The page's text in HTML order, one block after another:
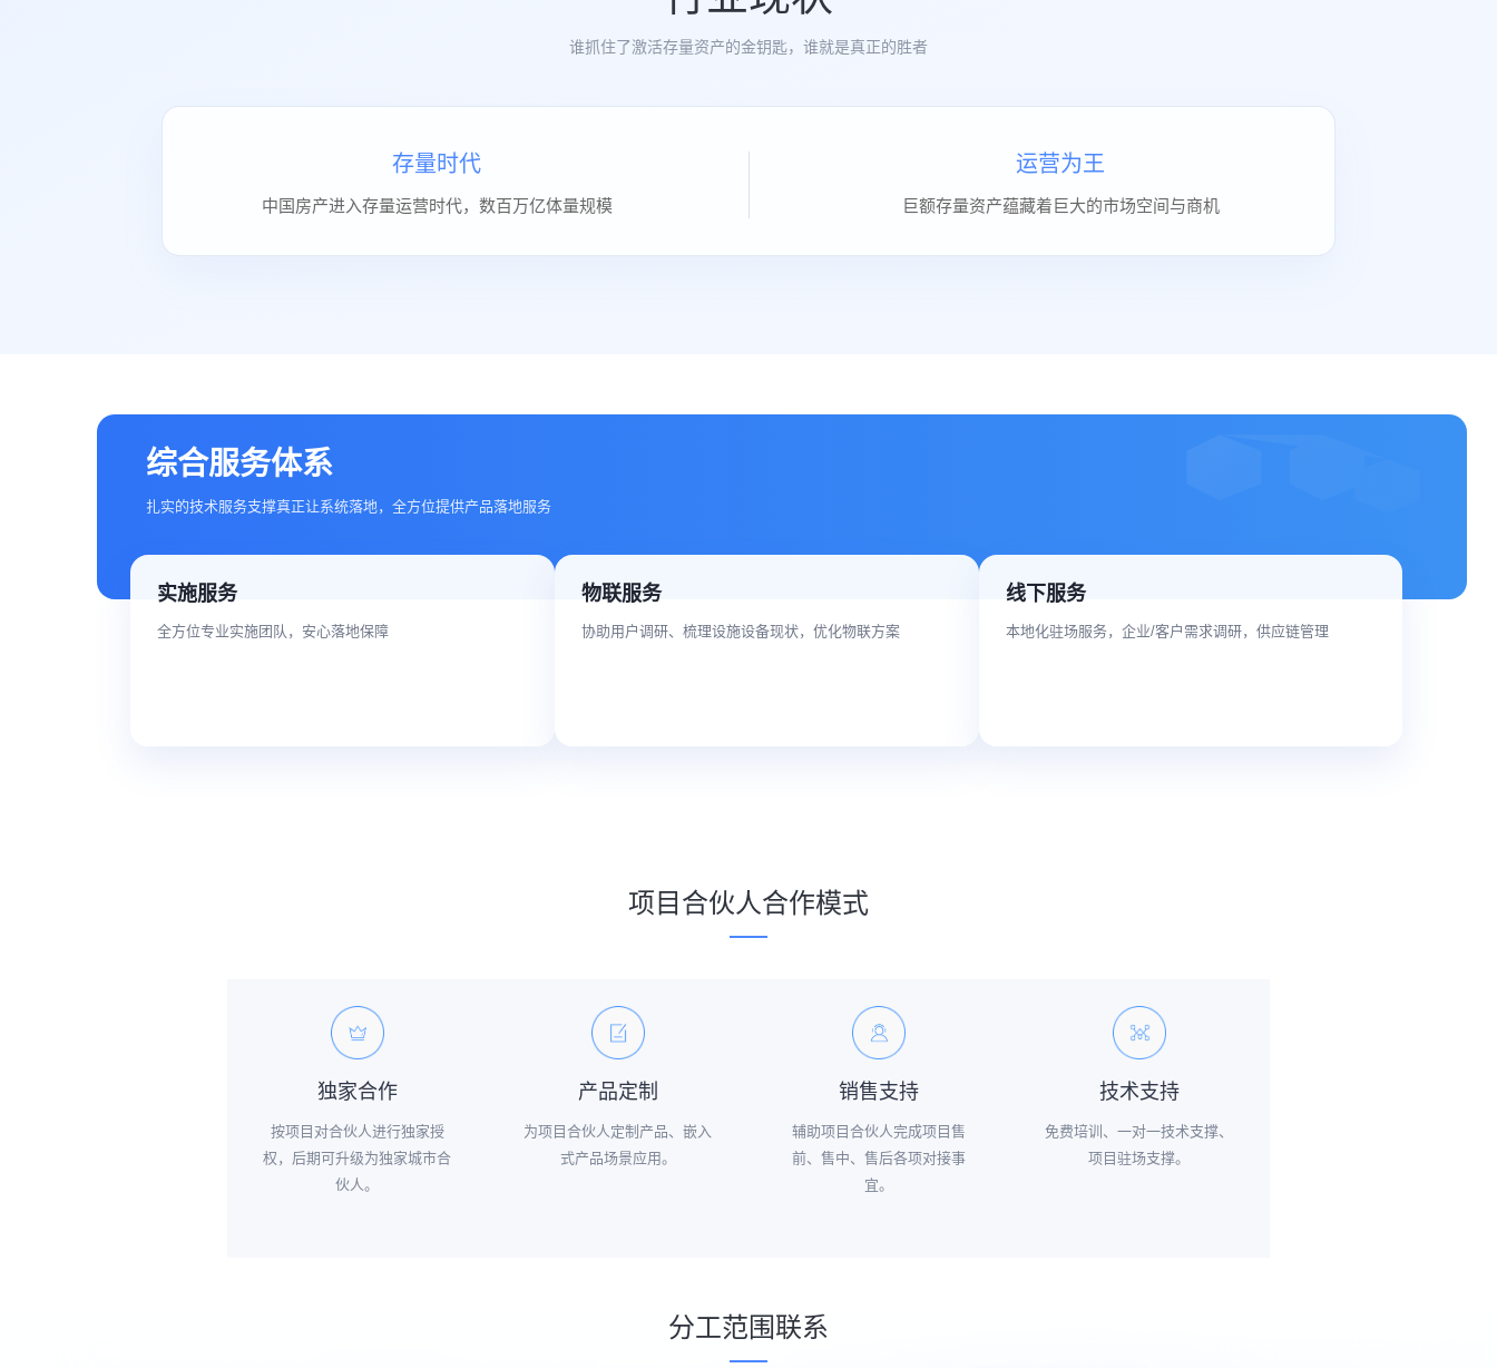
谁抓住了激活存量资产的金钥匙，谁就是真正的胜者
存量时代
中国房产进入存量运营时代，数百万亿体量规模
运营为王
巨额存量资产蕴藏着巨大的市场空间与商机
综合服务体系
扎实的技术服务支撑真正让系统落地，全方位提供产品落地服务
实施服务
全方位专业实施团队，安心落地保障
物联服务
协助用户调研、梳理设施设备现状，优化物联方案
线下服务
本地化驻场服务，企业/客户需求调研，供应链管理
项目合伙人合作模式
独家合作
按项目对合伙人进行独家授
权，后期可升级为独家城市合
伙人。
产品定制
为项目合伙人定制产品、嵌入
式产品场景应用。
销售支持
辅助项目合伙人完成项目售
前、售中、售后各项对接事
宜。
技术支持
免费培训、一对一技术支撑、
项目驻场支撑。
分工范围联系